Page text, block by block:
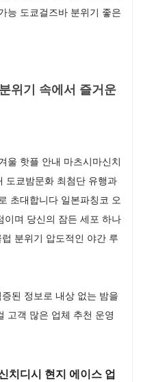
능 도쿄걸즈바 분위기 좋은
위기 속에서 즐거운
울 핫플 안내 마츠시마신치
도쿄밤문화 최첨단 유행과
초대합니다 일본파칭코 오
이며 당신의 잠든 세포 하나
분위기 압도적인 야간 루
된 정보로 내상 없는 밤을
고객 많은 업체 추천 운영
치디시 현지 에이스 업